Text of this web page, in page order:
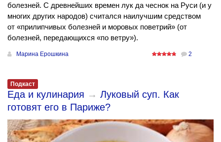
болезней. С древнейших времен лук да чеснок на Руси (и у
многих других народов) считался наилучшим средством
от «прилипчивых болезней и моровых поветрий» (от
болезней, передающихся «по ветру»).
Марина Ерошкина 2
Подкаст
Еда и кулинария → Луковый суп. Как
готовят его в Париже?